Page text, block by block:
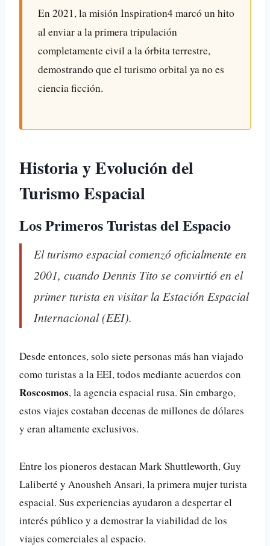
En 2021, la misión Inspiration4 marcó un hito
al enviar a la primera tripulación
completamente civil a la órbita terrestre,
demostrando que el turismo orbital ya no es
ciencia ficción.
Historia y Evolución del
Turismo Espacial
Los Primeros Turistas del Espacio
El turismo espacial comenzó oficialmente en
2001, cuando Dennis Tito se convirtió en el
primer turista en visitar la Estación Espacial
Internacional (EEI).
Desde entonces, solo siete personas más han viajado
como turistas a la EEI, todos mediante acuerdos con
Roscosmos, la agencia espacial rusa. Sin embargo,
estos viajes costaban decenas de millones de dólares
y eran altamente exclusivos.
Entre los pioneros destacan Mark Shuttleworth, Guy
Laliberté y Anousheh Ansari, la primera mujer turista
espacial. Sus experiencias ayudaron a despertar el
interés público y a demostrar la viabilidad de los
viajes comerciales al espacio.